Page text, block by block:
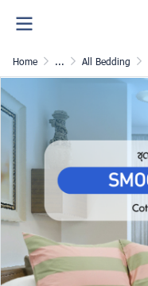
Home ... All Bedding